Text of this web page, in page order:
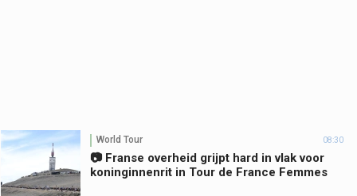
World Tour 08:30
📷 Franse overheid grijpt hard in vlak voor
koninginnenrit in Tour de France Femmes